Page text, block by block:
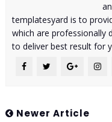
templatesyard is to
which are professionally
to deliver best result for
Newer Article